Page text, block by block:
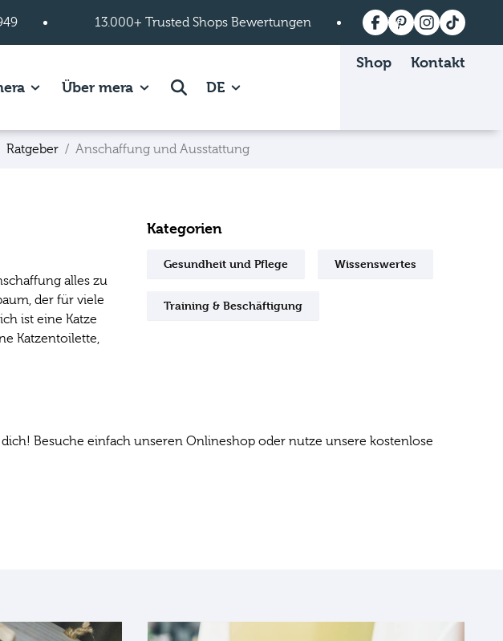
13.000+ Trusted Shops Bewertungen Versandkostenfrei
page.
of Ratgeber page.
Show subpages of Mein mera page.
Über meraShow subpages of Über mera page.
Suche DE
Shop Kontakt
Ratgeber Anschaffung und Ausstattung
alles zu
der für viele
ist eine Katze
Katzentoilette,
Kategorien
Gesundheit und Pflege Wissenswertes
Training & Beschäftigung
Besuche einfach unseren Onlineshop oder nutze unsere kostenlose